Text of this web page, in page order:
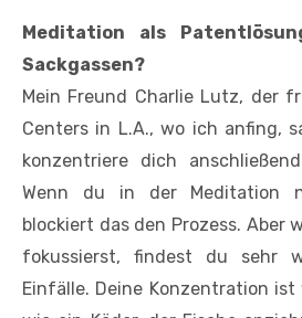
Meditation als
Sackgassen?
Mein Freund Charlie Lutz, der
Centers in L.A., wo ich anfing,
konzen­triere dich
Wenn du in der Meditation
blockiert das den Prozess. Aber
fokussierst, findest du sehr
Einfälle. Deine Konzentration